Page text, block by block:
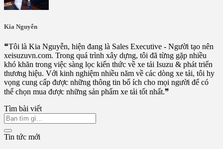
Kia Nguyễn
❝Tôi là Kia Nguyễn, hiện đang là Sales Executive - Người tạo nên
xeisuzuvn.com. Trong quá trình xây dựng, tôi đã từng gặp nhiều
khó khăn trong việc sàng lọc kiến thức về xe tải Isuzu & phát triển
thương hiệu. Với kinh nghiệm nhiều năm về các dòng xe tải, tôi hy
vọng cung cấp được những thông tin bổ ích cho mọi người để có
thể chọn mua được những sản phẩm xe tải tốt nhất.❞
Tìm bài viết
Tin tức mới